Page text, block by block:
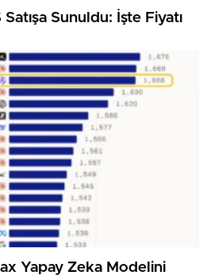
Sunuldu: İşte Fiyatı
Yapay Zeka Modelini